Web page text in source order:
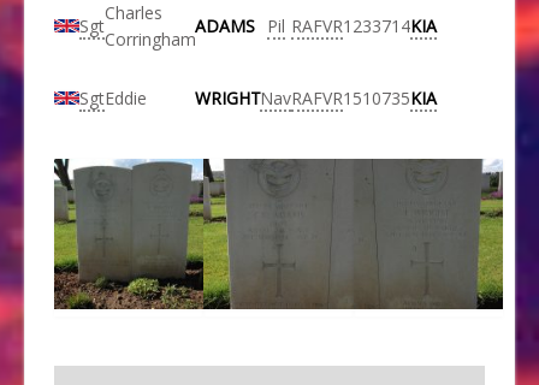
Sgt
Charles
Corringham
ADAMS Pil RAFVR1233714KIA
SgtEddie WRIGHTNavRAFVR1510735KIA